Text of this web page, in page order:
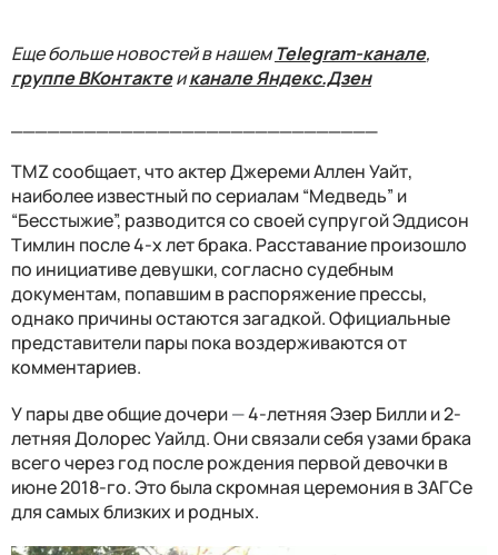
Еще больше новостей в нашемTelegram-канале,
группе ВКонтактеиканале Яндекс.Дзен
TMZ сообщает, что актер Джереми Аллен Уайт,
наиболее известный по сериалам “Медведь” и
“Бесстыжие”, разводится со своей супругой Эддисон
Тимлин после 4-х лет брака. Расставание произошло
по инициативе девушки, согласно судебным
документам, попавшим в распоряжение прессы,
однако причины остаются загадкой. Официальные
представители пары пока воздерживаются от
комментариев.
У пары две общие дочери—4-летняя Эзер Билли и 2-
летняя Долорес Уайлд. Они связали себя узами брака
всего через год после рождения первой девочки в
июне 2018-го. Это была скромная церемония в ЗАГСе
для самых близких и родных.